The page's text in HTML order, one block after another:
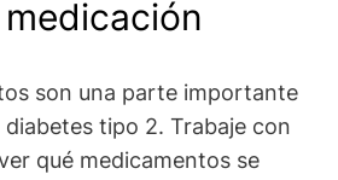
son una parte importante
tipo 2. Trabaje con
qué medicamentos se